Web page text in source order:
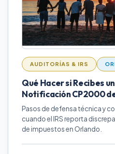
AUDITORÍAS & IRS
Qué Hacer si Recibes
Notificación CP2000
Pasos de defensa técnica y
cuando el IRS reporta
de impuestos en Orlando.